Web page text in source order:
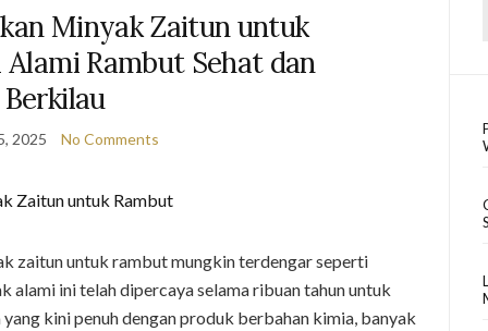
Minyak Zaitun untuk
Alami Rambut Sehat dan
Berkilau
2025 No Comments
zaitun untuk rambut mungkin terdengar seperti
alami ini telah dipercaya selama ribuan tahun untuk
kini penuh dengan produk berbahan kimia, banyak